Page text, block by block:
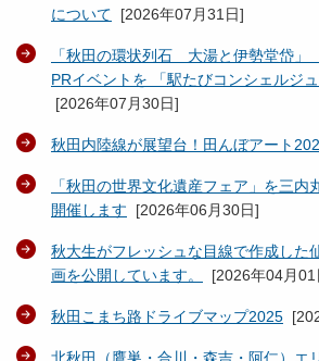
について [2026年07月31日]
「秋田の環状列石 大湯と伊勢堂岱
PRイベントを 「駅たびコンシェルジ
[2026年07月30日]
秋田内陸線が展望台！田んぼアート
「秋田の世界文化遺産フェア」を三内
開催します [2026年06月30日]
秋大生がフレッシュな目線で作成した
画を公開しています。
[2026年04月01
秋田こまち路ドライブマップ2025 [